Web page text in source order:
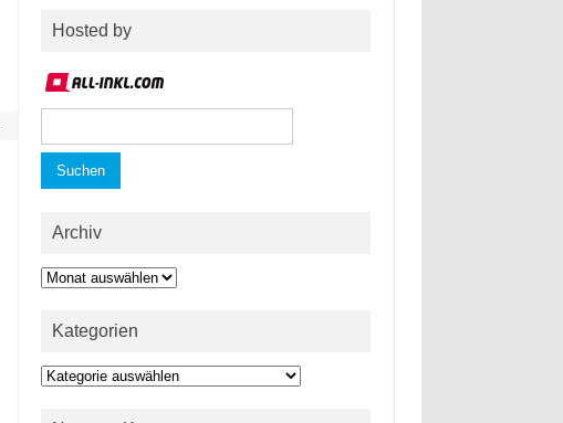
Hosted by
nach:
Archiv
Archiv
Kategorien
Kategorien